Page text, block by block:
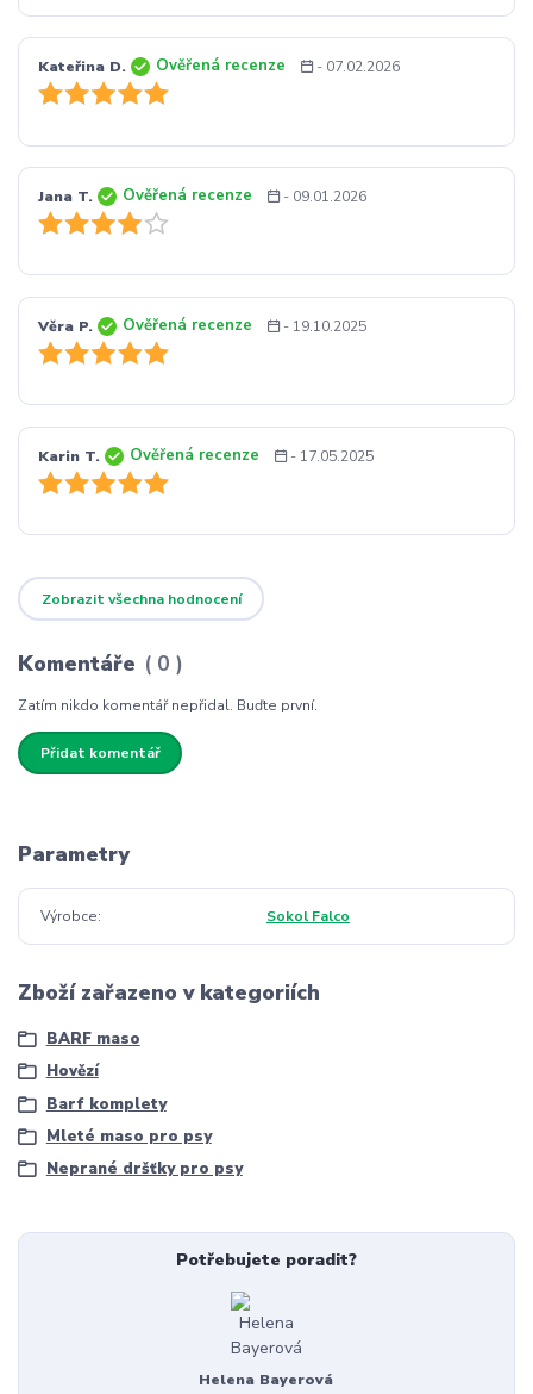
Kateřina D. Ověřená recenze - 07.02.2026
Jana T. Ověřená recenze - 09.01.2026
Věra P. Ověřená recenze - 19.10.2025
Karin T. Ověřená recenze - 17.05.2025
Zobrazit všechna hodnocení
Komentáře 0
Zatím nikdo komentář nepřidal. Buďte první.
Přidat komentář
Parametry
Výrobce Sokol Falco
Zboží zařazeno v kategoriích
BARF maso
Hovězí
Barf komplety
Mleté maso pro psy
Neprané dršťky pro psy
Potřebujete poradit?
Helena Bayerová